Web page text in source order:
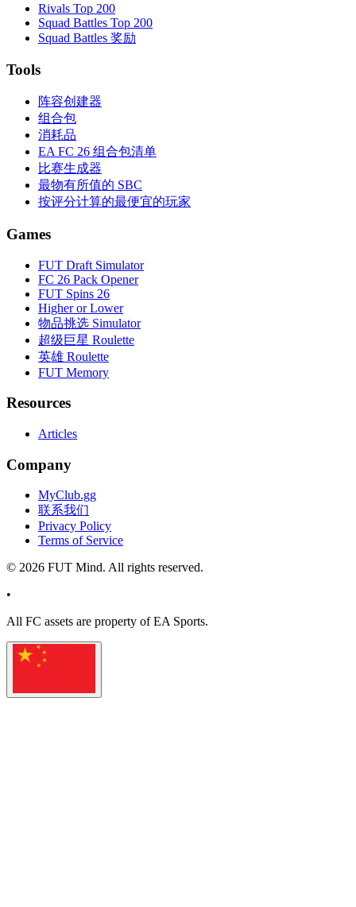
Rivals Top 200
Squad Battles Top 200
Squad Battles 奖励
Tools
阵容创建器
组合包
消耗品
EA FC 26 组合包清单
比赛生成器
最物有所值的 SBC
按评分计算的最便宜的玩家
Games
FUT Draft Simulator
FC 26 Pack Opener
FUT Spins 26
Higher or Lower
物品挑选 Simulator
超级巨星 Roulette
英雄 Roulette
FUT Memory
Resources
Articles
Company
MyClub.gg
联系我们
Privacy Policy
Terms of Service
© 2026 FUT Mind. All rights reserved.
•
All FC assets are property of EA Sports.